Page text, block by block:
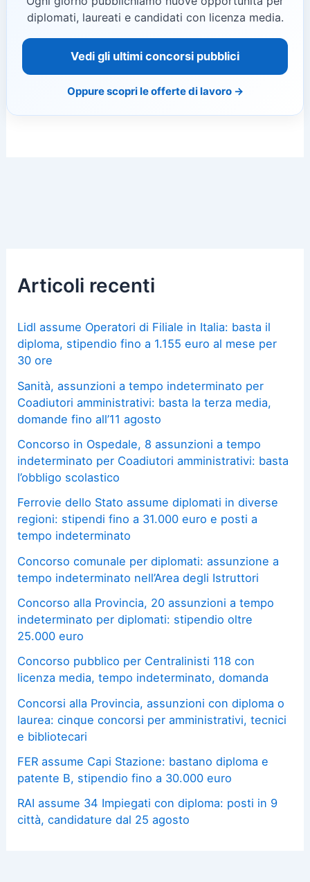
diplomati, laureati e candidati con licenza media.
Vedi gli ultimi concorsi pubblici
Oppure scopri le offerte di lavoro →
Articoli recenti
Lidl assume Operatori di Filiale in Italia: basta il
diploma, stipendio fino a 1.155 euro al mese per
30 ore
Sanità, assunzioni a tempo indeterminato per
Coadiutori amministrativi: basta la terza media,
domande fino all’11 agosto
Concorso in Ospedale, 8 assunzioni a tempo
indeterminato per Coadiutori amministrativi: basta
l’obbligo scolastico
Ferrovie dello Stato assume diplomati in diverse
regioni: stipendi fino a 31.000 euro e posti a
tempo indeterminato
Concorso comunale per diplomati: assunzione a
tempo indeterminato nell’Area degli Istruttori
Concorso alla Provincia, 20 assunzioni a tempo
indeterminato per diplomati: stipendio oltre
25.000 euro
Concorso pubblico per Centralinisti 118 con
licenza media, tempo indeterminato, domanda
Concorsi alla Provincia, assunzioni con diploma o
laurea: cinque concorsi per amministrativi, tecnici
e bibliotecari
FER assume Capi Stazione: bastano diploma e
patente B, stipendio fino a 30.000 euro
RAI assume 34 Impiegati con diploma: posti in 9
città, candidature dal 25 agosto